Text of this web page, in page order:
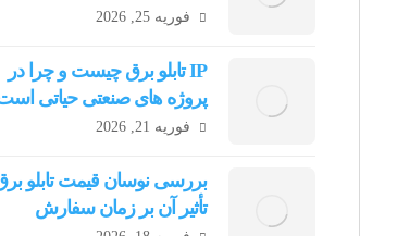
فوریه 25, 2026
IP تابلو برق چیست و چرا در
پروژه های صنعتی حیاتی
فوریه 21, 2026
بررسی نوسان قیمت تابلو
تأثیر آن بر زمان سفارش